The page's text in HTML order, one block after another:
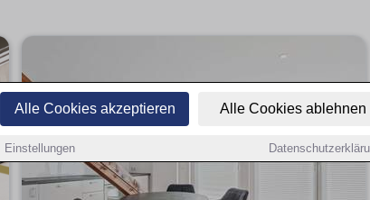
Alle Cookies akzeptieren Alle Cookies ablehnen
Einstellungen